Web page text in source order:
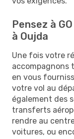
Pensez à
à Oujda
Une fois votre
accompagnons
en vous
votre vol au
également des
transferts
rendre au
voitures, ou